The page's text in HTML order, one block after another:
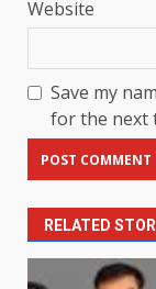
Website
Save my
for the next
RELATED